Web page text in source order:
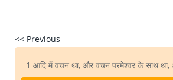
<< Previous
1 आदि में वचन था, और वचन परमेश्वर के साथ था,